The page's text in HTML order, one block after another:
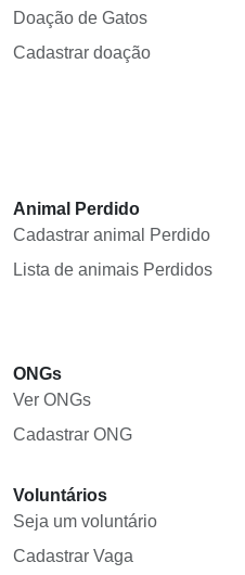
Doação de Gatos
Cadastrar doação
Animal Perdido
Cadastrar animal Perdido
Lista de animais Perdidos
ONGs
Ver ONGs
Cadastrar ONG
Voluntários
Seja um voluntário
Cadastrar Vaga